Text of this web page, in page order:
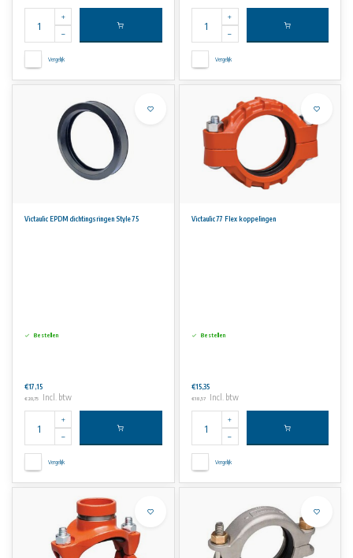
Vergelijk Vergelijk
Victaulic EPDM dichtingsringen Style 75
Bestellen
€17,15
€20,75 Incl. btw
Vergelijk
Victaulic 77 Flex koppelingen
Bestellen
€15,35
€18,57 Incl. btw
Vergelijk